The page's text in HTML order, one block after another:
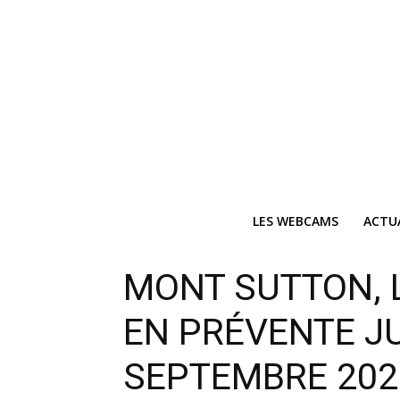
LES WEBCAMS
MONT SUTTON,
EN PRÉVENTE
SEPTEMBRE